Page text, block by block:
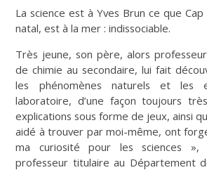
La science est à Yves Brun ce que Cap
natal, est à la mer : indissociable.
Très jeune, son père, alors
de chimie au secondaire, lui fait
les phénomènes naturels et les
laboratoire, d’une façon toujours
explications sous forme de jeux, ainsi
aidé à trouver par moi-même, ont
ma curiosité pour les sciences
professeur titulaire au Département